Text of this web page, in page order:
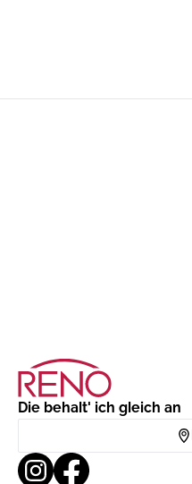
Die behalt' ich gleich an